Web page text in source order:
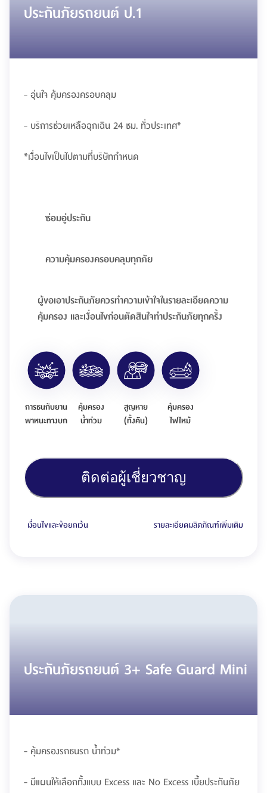
ประกันภัยรถยนต์ ป.1
- อุ่นใจ คุ้มครองครอบคลุม
- บริการช่วยเหลือฉุกเฉิน 24 ชม. ทั่วประเทศ*
*เงื่อนไขเป็นไปตามที่บริษัทกำหนด
ซ่อมอู่ประกัน
ความคุ้มครองครอบคลุมทุกภัย
ผู้ขอเอาประกันภัยควรทำความเข้าใจในรายละเอียดความ
คุ้มครอง และเงื่อนไขก่อนตัดสินใจทำประกันภัยทุกครั้ง
การชนกับยาน
พาหนะทางบก
คุ้มครอง
น้ำท่วม
สูญหาย
(ทั้งคัน)
คุ้มครอง
ไฟไหม้
ติดต่อผู้เชี่ยวชาญ
เงื่อนไขและข้อยกเว้น รายละเอียดผลิตภัณฑ์เพิ่มเติม
ประกันภัยรถยนต์ 3+ Safe Guard Mini
- คุ้มครองรถชนรถ น้ำท่วม*
- มีแผนให้เลือกทั้งแบบ Excess และ No Excess เบี้ยประกันภัย